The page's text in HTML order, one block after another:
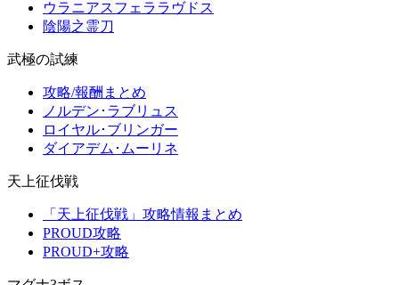
ウラニアスフェララヴドス
陰陽之霊刀
武極の試練
攻略/報酬まとめ
ノルデン･ラブリュス
ロイヤル･ブリンガー
ダイアデム･ムーリネ
天上征伐戦
「天上征伐戦」攻略情報まとめ
PROUD攻略
PROUD+攻略